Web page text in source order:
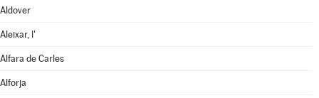
Aldover
Aleixar, l'
Alfara de Carles
Alforja